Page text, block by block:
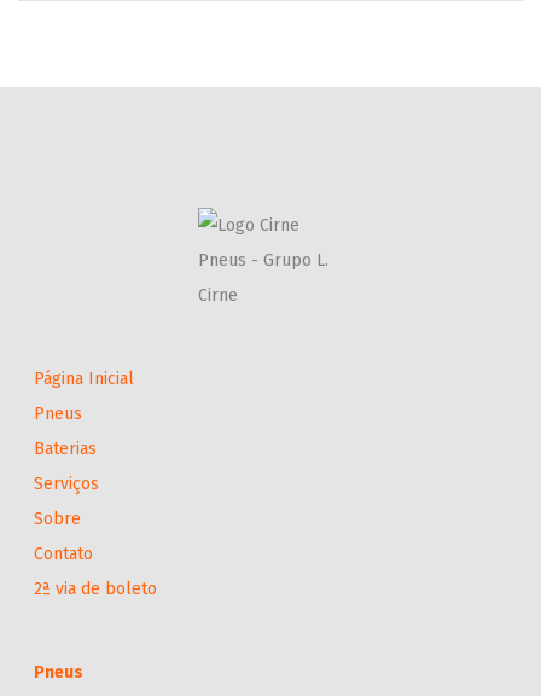
Página Inicial
Pneus
Baterias
Serviços
Sobre
Contato
2ª via de boleto
Pneus